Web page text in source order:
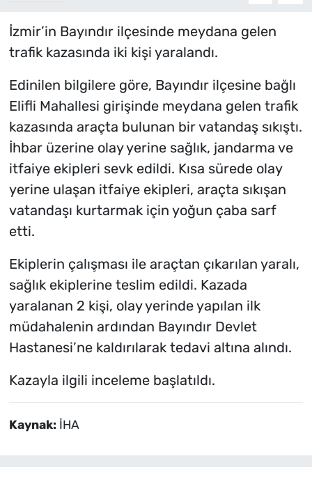
İzmir’in Bayındır ilçesinde meydana gelen
trafik kazasında iki kişi yaralandı.
Edinilen bilgilere göre, Bayındır ilçesine bağlı
Elifli Mahallesi girişinde meydana gelen trafik
kazasında araçta bulunan bir vatandaş sıkıştı.
İhbar üzerine olay yerine sağlık, jandarma ve
itfaiye ekipleri sevk edildi. Kısa sürede olay
yerine ulaşan itfaiye ekipleri, araçta sıkışan
vatandaşı kurtarmak için yoğun çaba sarf
etti.
Ekiplerin çalışması ile araçtan çıkarılan yaralı,
sağlık ekiplerine teslim edildi. Kazada
yaralanan 2 kişi, olay yerinde yapılan ilk
müdahalenin ardından Bayındır Devlet
Hastanesi’ne kaldırılarak tedavi altına alındı.
Kazayla ilgili inceleme başlatıldı.
Kaynak: İHA